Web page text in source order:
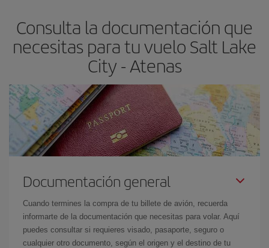
Consulta la documentación que
necesitas para tu vuelo Salt Lake
City - Atenas
Documentación general
Cuando termines la compra de tu billete de avión, recuerda
informarte de la documentación que necesitas para volar. Aquí
puedes consultar si requieres visado, pasaporte, seguro o
cualquier otro documento, según el origen y el destino de tu